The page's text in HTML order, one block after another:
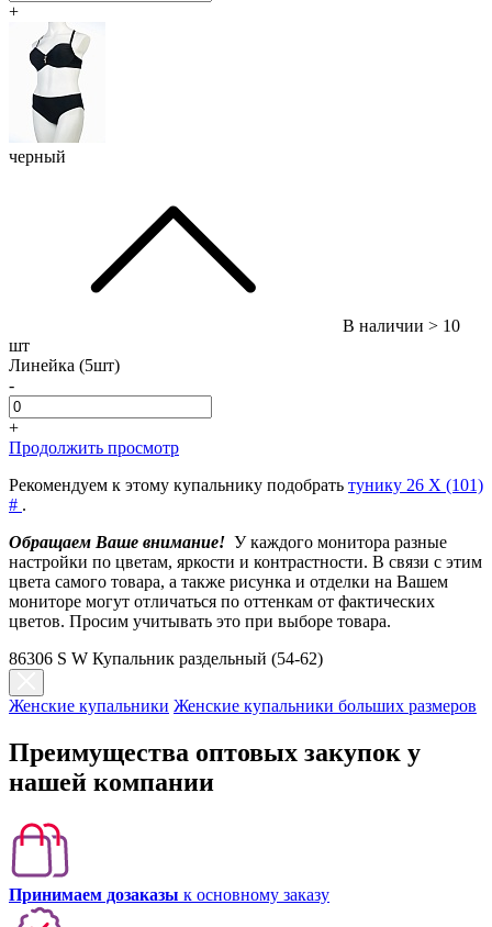
+
черный
В наличии > 10
шт
Линейка (5шт)
-
+
Продолжить просмотр
Рекомендуем к этому купальнику подобрать тунику 26 X (101)
# .
Обращаем Ваше внимание! У каждого монитора разные
настройки по цветам, яркости и контрастности. В связи с этим
цвета самого товара, а также рисунка и отделки на Вашем
мониторе могут отличаться по оттенкам от фактических
цветов. Просим учитывать это при выборе товара.
86306 S W Купальник раздельный (54-62)
Женские купальники Женские купальники больших размеров
Преимущества оптовых закупок у
нашей компании
Принимаем дозаказы к основному заказу